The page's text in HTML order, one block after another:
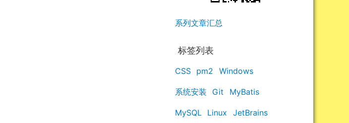
系列文章汇总
标签列表
CSS pm2 Windows
系统安装 Git MyBatis
MySQL Linux JetBrains